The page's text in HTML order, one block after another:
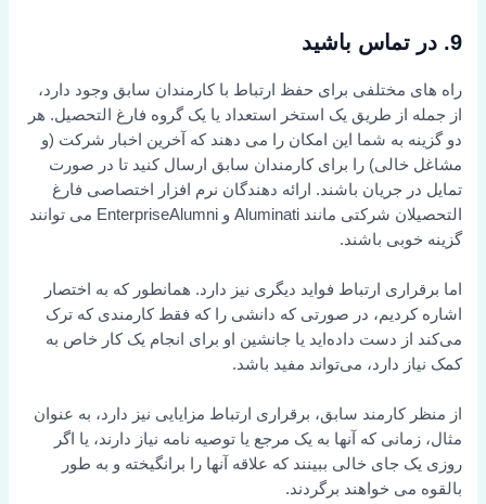
9. در تماس باشید
راه های مختلفی برای حفظ ارتباط با کارمندان سابق وجود دارد،
از جمله از طریق یک استخر استعداد یا یک گروه فارغ التحصیل. هر
دو گزینه به شما این امکان را می دهند که آخرین اخبار شرکت (و
مشاغل خالی) را برای کارمندان سابق ارسال کنید تا در صورت
تمایل در جریان باشند. ارائه دهندگان نرم افزار اختصاصی فارغ
التحصیلان شرکتی مانند Aluminati و EnterpriseAlumni می توانند
گزینه خوبی باشند.
اما برقراری ارتباط فواید دیگری نیز دارد. همانطور که به اختصار
اشاره کردیم، در صورتی که دانشی را که فقط کارمندی که ترک
می‌کند از دست داده‌اید یا جانشین او برای انجام یک کار خاص به
کمک نیاز دارد، می‌تواند مفید باشد.
از منظر کارمند سابق، برقراری ارتباط مزایایی نیز دارد، به عنوان
مثال، زمانی که آنها به یک مرجع یا توصیه نامه نیاز دارند، یا اگر
روزی یک جای خالی ببینند که علاقه آنها را برانگیخته و به طور
بالقوه می خواهند برگردند.